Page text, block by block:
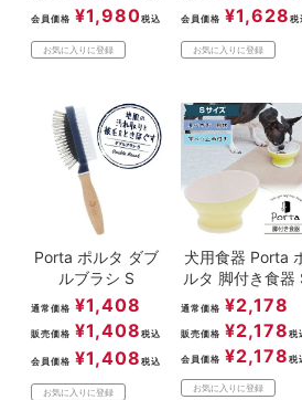
会員価格 ¥1,980税込
お気に入りに登録
会員価格 ¥1,628 税
お気に入りに登録
Porta ポルタ ダブ
ルブラシ S
通常価格 ¥1,408
販売価格 ¥1,408 税込
会員価格 ¥1,408 税込
お気に入りに登録
犬用食器 Porta
ルタ 脚付き食器
通常価格 ¥2,178
販売価格 ¥2,178 税
会員価格 ¥2,178 税
お気に入りに登録